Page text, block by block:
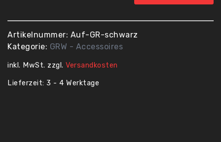
Menge
Artikelnummer: Auf-GR-schwarz
Kategorie: GRW - Accessoires
inkl. MwSt. zzgl. Versandkosten
Lieferzeit: 3 - 4 Werktage